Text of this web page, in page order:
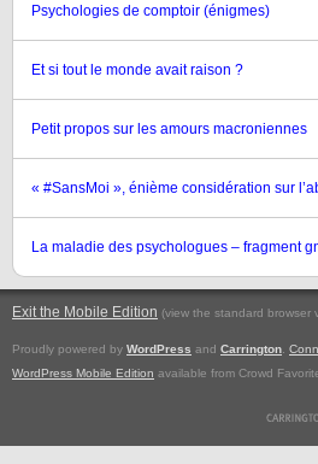
Psychologies de comptoir (énigmes)
Et si tout le monde avait raison ?
Petit propos sur les amours macroniennes
« #SansMoi », énième considération sur
La maladie des psychologues – fragment
Exit the Mobile Edition (view the standard browser
Proudly powered by WordPress and Carrington
WordPress Mobile Edition available from Crowd